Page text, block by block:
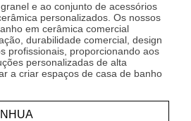
e ao conjunto de acessórios
personalizados. Os nossos
em cerâmica comercial
durabilidade comercial, design
profissionais, proporcionando aos
personalizadas de alta
a criar espaços de casa de banho